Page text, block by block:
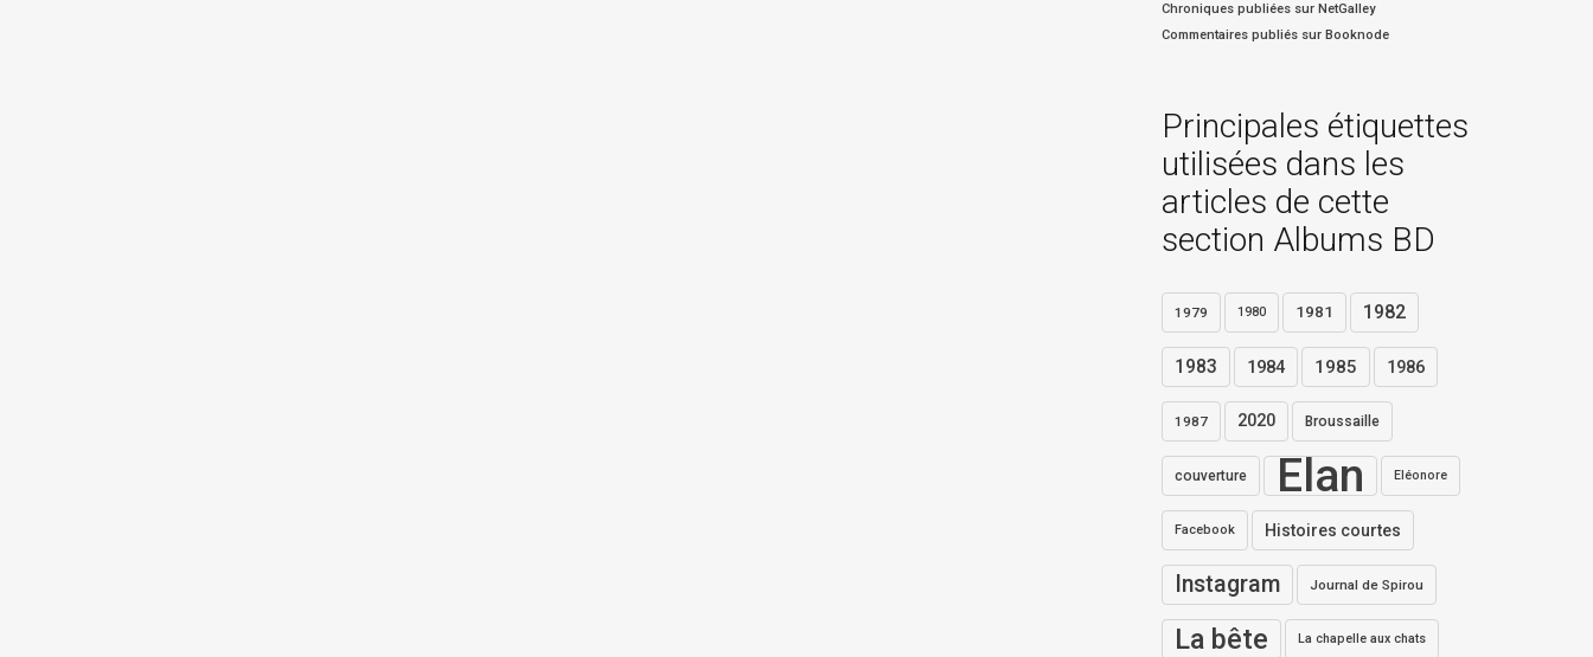
Chroniques publiées sur NetGalley
Commentaires publiés sur Booknode
Principales étiquettes
utilisées dans les
articles de cette
section Albums BD
1979 1980 1981 1982
1983 1984 1985 1986
1987 2020 Broussaille
couverture Elan Eléonore
Facebook Histoires courtes
Instagram Journal de Spirou
La bête La chapelle aux chats